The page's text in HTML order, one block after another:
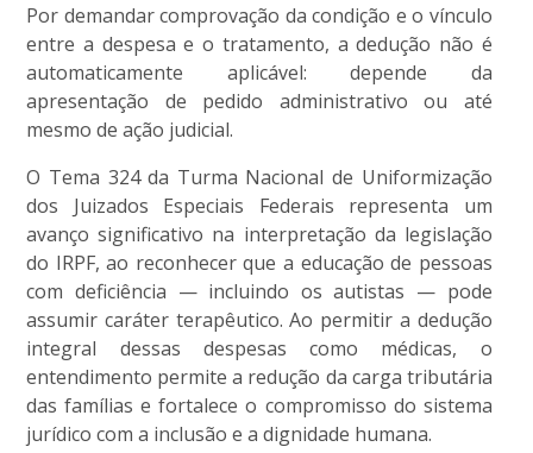
Por demandar comprovação da condição e o vínculo
entre a despesa e o tratamento, a dedução não é
automaticamente aplicável: depende da
apresentação de pedido administrativo ou até
mesmo de ação judicial.
O Tema 324 da Turma Nacional de Uniformização
dos Juizados Especiais Federais representa um
avanço significativo na interpretação da legislação
do IRPF, ao reconhecer que a educação de pessoas
com deficiência — incluindo os autistas — pode
assumir caráter terapêutico. Ao permitir a dedução
integral dessas despesas como médicas, o
entendimento permite a redução da carga tributária
das famílias e fortalece o compromisso do sistema
jurídico com a inclusão e a dignidade humana.